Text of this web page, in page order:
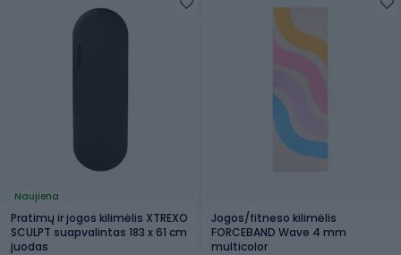
Naujiena
Pratimų ir jogos kilimėlis XTREXO
SCULPT suapvalintas 183 x 61 cm
juodas
Jogos/fitneso kilimėlis
FORCEBAND Wave 4 mm
multicolor